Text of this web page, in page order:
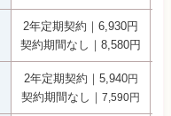
2年定期契約｜6,930円
契約期間なし｜8,580円
2年定期契約｜5,940円
契約期間なし｜ 7,590円